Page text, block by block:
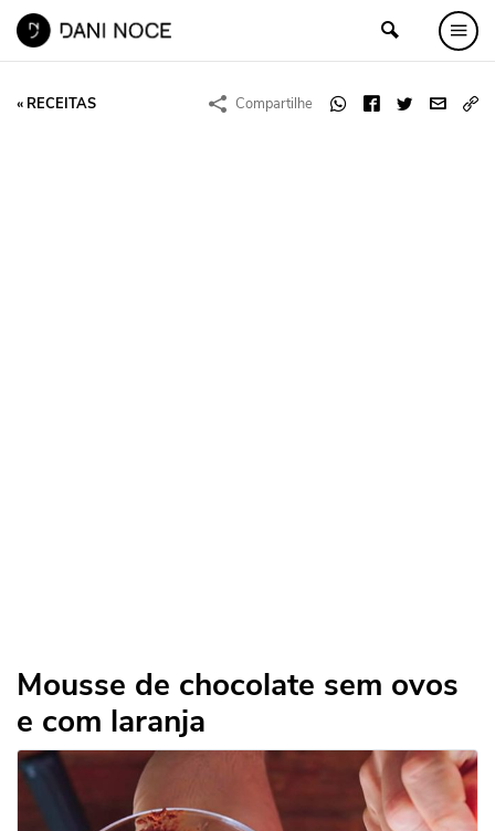
« RECEITAS Compartilhe
Mousse de chocolate sem ovos
e com laranja